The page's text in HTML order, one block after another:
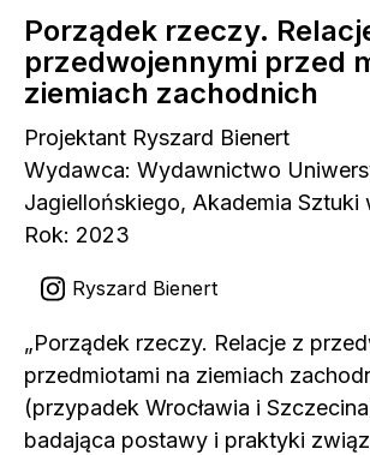
Porządek rzeczy.
przedwojennymi przed
ziemiach zachodnich
Projektant Ryszard Bienert
Wydawca: Wydawnictwo
Jagiellońskiego, Akademia Sztuki
Rok: 2023
Ryszard Bienert
„Porządek rzeczy. Relacje z
przedmiotami na ziemiach
(przypadek Wrocławia i
badająca postawy i praktyki